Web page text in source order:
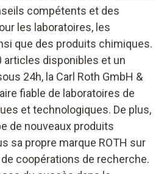
compétents et des
les laboratoires, les
que des produits chimiques.
articles disponibles et un
24h, la Carl Roth GmbH &
fiable de laboratoires de
et technologiques. De plus,
de nouveaux produits
sa propre marque ROTH sur
coopérations de recherche.